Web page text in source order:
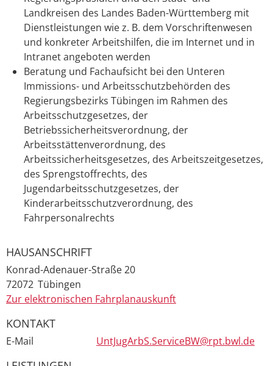
Landkreisen des Landes Baden-Württemberg mit
Dienstleistungen wie z. B. dem Vorschriftenwesen
und konkreter Arbeitshilfen, die im Internet und in
Intranet angeboten werden
Beratung und Fachaufsicht bei den Unteren
Immissions- und Arbeitsschutzbehörden des
Regierungsbezirks Tübingen im Rahmen des
Arbeitsschutzgesetzes, der
Betriebssicherheitsverordnung, der
Arbeitsstättenverordnung, des
Arbeitssicherheitsgesetzes, des Arbeitszeitgesetzes,
des Sprengstoffrechts, des
Jugendarbeitsschutzgesetzes, der
Kinderarbeitsschutzverordnung, des
Fahrpersonalrechts
HAUSANSCHRIFT
Konrad-Adenauer-Straße 20
72072 Tübingen
Zur elektronischen Fahrplanauskunft
KONTAKT
E-Mail UntJugArbS.ServiceBW@rpt.bwl.de